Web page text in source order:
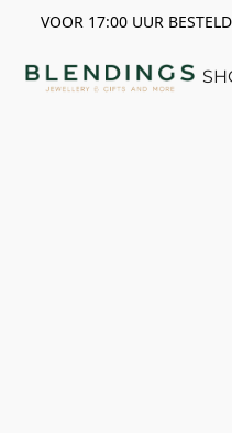
VOOR 17:00 UUR